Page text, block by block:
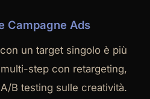
Campagne Ads
un target singolo è più
step con retargeting,
B testing sulle creatività.